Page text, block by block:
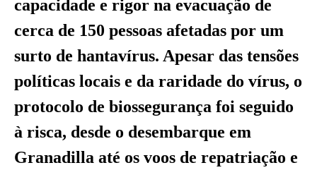
capacidade e rigor na evacuação de
cerca de 150 pessoas afetadas por um
surto de hantavírus. Apesar das tensões
políticas locais e da raridade do vírus, o
protocolo de biossegurança foi seguido
à risca, desde o desembarque em
Granadilla até os voos de repatriação e